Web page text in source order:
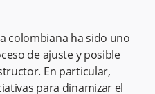
colombiana ha sido uno
de ajuste y posible
En particular,
para dinamizar el